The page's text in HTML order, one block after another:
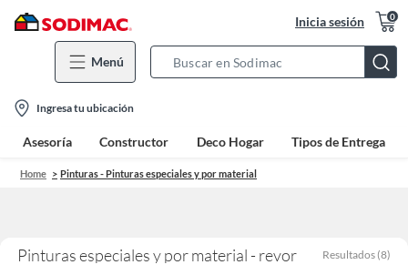
Inicia sesión 0
Menú
Bar
location-
icon
Ingresa tu ubicación
Asesoría Constructor Deco Hogar Tipos de Entrega
Home Pinturas - Pinturas especiales y por material
Pinturas especiales y por material - revor Resultados (8)